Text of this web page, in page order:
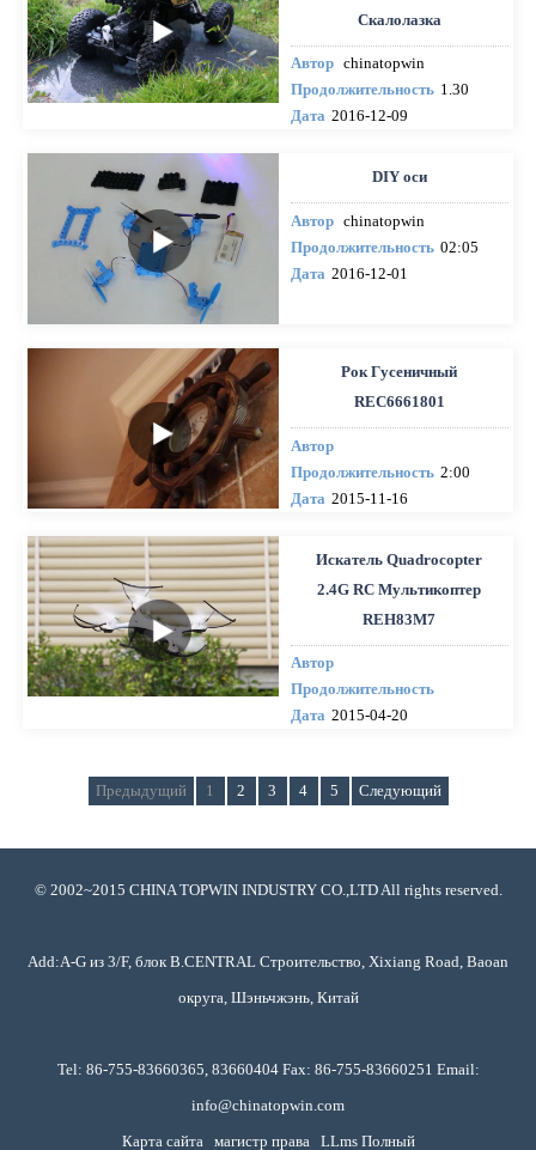
Скалолазка
Автор chinatopwin
Продолжительность 1.30
Дата 2016-12-09
DIY оси
Автор chinatopwin
Продолжительность 02:05
Дата 2016-12-01
Рок Гусеничный
REC6661801
Автор
Продолжительность 2:00
Дата 2015-11-16
Искатель Quadrocopter
2.4G RC Мультикоптер
REH83M7
Автор
Продолжительность
Дата 2015-04-20
Предыдущий 1 2 3 4 5 Следующий
© 2002~2015 CHINA TOPWIN INDUSTRY CO.,LTD All rights reserved.
Add:A-G из 3/F, блок B.CENTRAL Строительство, Xixiang Road, Baoan
округа, Шэньчжэнь, Китай
Tel: 86-755-83660365, 83660404 Fax: 86-755-83660251 Email:
info@chinatopwin.com
Карта сайта магистр права LLms Полный